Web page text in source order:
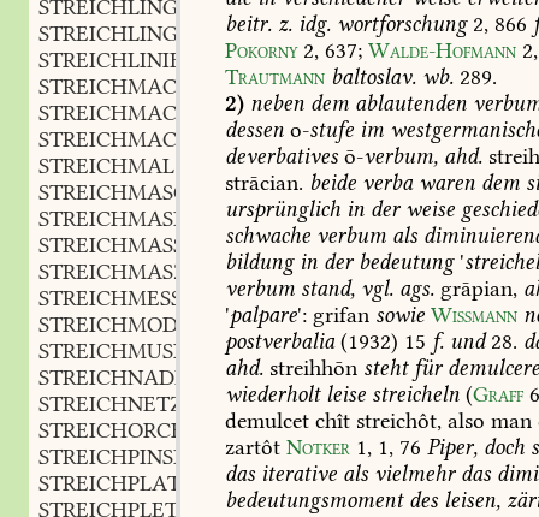
STREICHLING
STREICHLINGS
adv.
STREICHLINIE
STREICHMACHER
,m.
STREICHMACHEREI, f.
STREICHMACHERISCH,adj.
STREICHMAL
STREICHMASCHINE,f.
STREICHMASE
STREICHMASSE
STREICHMASZ
STREICHMESSER
n.
STREICHMODEL
m.
STREICHMUSIK
STREICHNADEL
STREICHNETZ
STREICHORCHESTER,n.
STREICHPINSEL
m.
STREICHPLATZ
STREICHPLETZ
beitr. z. idg. wortforschung 2, 866
Pokorny 2, 637; Walde-Hofmann 2,
Trautmann baltoslav. wb. 289.
2) neben dem ablautenden
dessen o-stufe im
deverbatives ō-verbum, ahd.
strācian. beide verbawaren dem
ursprünglich in derweise
schwache verbum als
bildungin derbedeutung'
verbum stand, vgl. ags. grāpian,
'palpare': grifan sowie Wissmann
postverbalia (1932) 15 f. und28.
ahd. streihhōn stehtfür
wiederholtleise streicheln (Graff
demulcet chît streichôt, also man
zartôt Notker 1, 1, 76 Piper, doch
das iterative als vielmehrdas
bedeutungsmomentdes leisen,